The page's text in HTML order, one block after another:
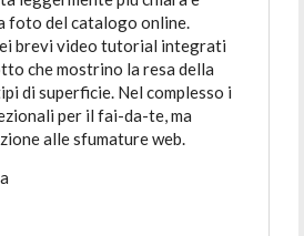
foto del catalogo online.
brevi video tutorial integrati
che mostrino la resa della
di superficie. Nel complesso i
per il fai-da-te, ma
alle sfumature web.